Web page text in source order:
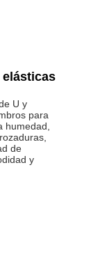
elásticas
U y
para
humedad,
de
y